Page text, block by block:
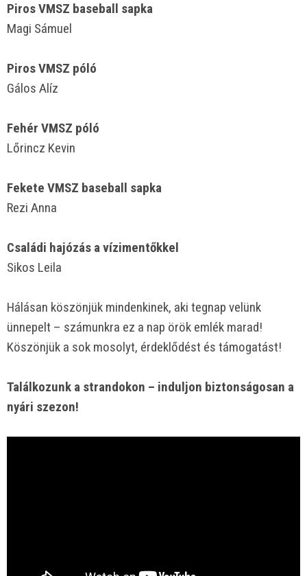
Piros VMSZ baseball sapka
Magi Sámuel
Piros VMSZ póló
Gálos Alíz
Fehér VMSZ póló
Lőrincz Kevin
Fekete VMSZ baseball sapka
Rezi Anna
Családi hajózás a vízimentőkkel
Sikos Leila
Hálásan köszönjük mindenkinek, aki tegnap velünk
ünnepelt – számunkra ez a nap örök emlék marad!
Köszönjük a sok mosolyt, érdeklődést és támogatást!
Találkozunk a strandokon – induljon biztonságosan a
nyári szezon!